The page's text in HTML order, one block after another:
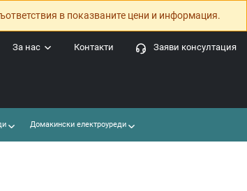
в показваните цени и информация.
Заяви консултация
Контакти
За нас
Домакински електроуреди